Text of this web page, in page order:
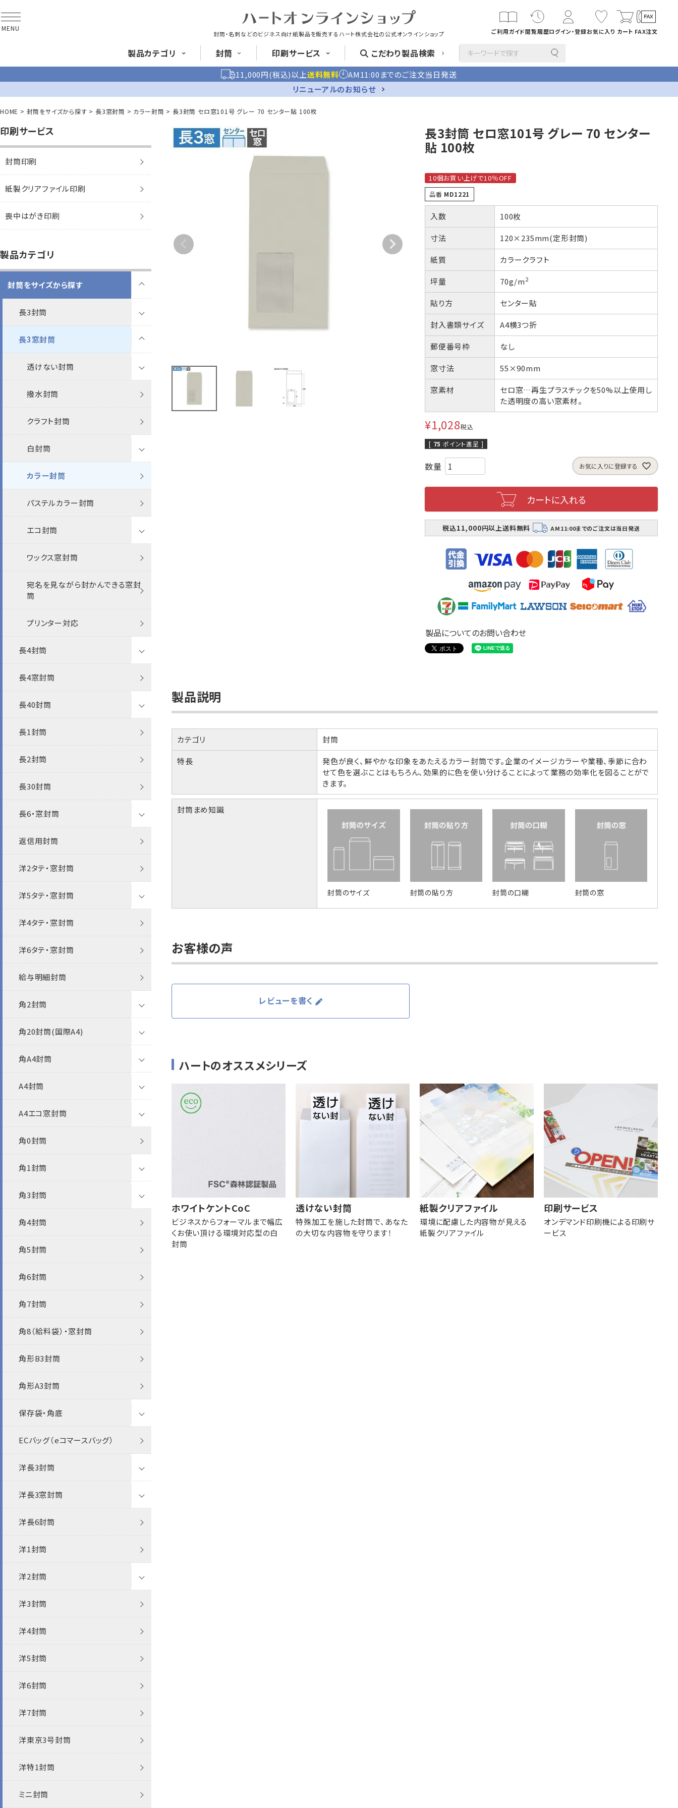
封筒・名刺などのビジネス向け紙製品を販売する ハート株式会社の公式オンラインショップ
MENU ご利用ガイド閲覧履歴ログイン・登録お気に入り カート FAX注文
製品カテゴリ
封筒をサイズ から探す 封筒印刷 はがき カード・挨拶状
喪中はがき印刷
発送・包装・梱包資材 見本帳
Cuoretti
封筒
長形封筒 角形封筒 洋形封筒 その他
長3封筒 長3窓封筒
120×235
長4封筒
B5横3つ折
90×205 90×205
長40封筒
A4横4つ折
長2封筒
B5縦2つ折
長30封筒
A4横4つ折
洋2タテ封筒
A4横・縦4つ折
114×162
洋4タテ封筒
A4横3つ折
105×235
洋5タテ封筒
A5縦2つ折 B5横3つ折
印刷サービス
封筒印刷サービス 紙製クリアファイル印刷サービス 喪中はがき印刷サービス
こだわり製品検索
11,000円(税込)以上送料無料
AM11:00までのご注文当日発送
リニューアルのお知らせ
HOME 封筒をサイズから探す 長3窓封筒 カラー封筒 長3封筒 セロ窓101号 グレー 70 センター貼 100枚
印刷サービス
封筒印刷
紙製クリアファイル印刷
喪中はがき印刷
製品カテゴリ
封筒をサイズから探す
長3封筒
透けない封筒
ケント
パステル
ナチュラルW
ケントプレミア
透けない撥水
撥水封筒
クラフト封筒
白封筒
ケント
特白
機能性封筒
エコ
その他
カラー封筒
パステルカラー封筒
Sカラー封筒
エコ封筒
FSC森林認証
再生紙
抗菌・抗ウイルス
ファンシー封筒
長3窓封筒
透けない封筒
ケント
パステル
ケントプレミア
透けない撥水
撥水封筒
クラフト封筒
白封筒
特白
ケント
機能性封筒
エコ
その他
カラー封筒
パステルカラー封筒
エコ封筒
FSC森林認証
ワックス窓封筒
宛名を見ながら封かんできる窓封
筒
プリンター対応
長4封筒
透けない封筒
クラフト封筒
白封筒
ケント
特白
機能性封筒
その他
カラー封筒
パステルカラー封筒
エコ封筒
FSC森林認証
和紙
フタ折
長4窓封筒
長40封筒
クラフト封筒
白封筒
カラー封筒
パステルカラー封筒
Sカラー封筒
フタ折
長1封筒
長2封筒
長30封筒
長6・窓封筒
透けない封筒
クラフト封筒
返信用封筒
洋2タテ・窓封筒
洋5タテ・窓封筒
クラフト封筒
白封筒
フタ折
洋4タテ・窓封筒
洋6タテ・窓封筒
給与明細封筒
角2封筒
透けない封筒
ケント
パステル
ナチュラルW
ケントプレミア
透けない撥水
撥水封筒
クラフト封筒
白封筒
特白
ケント
機能性封筒
エコ
その他
カラー封筒
パステルカラー封筒
Sカラー封筒
ベストカラー封筒
エコ封筒
FSC森林認証
再生紙
その他
ファンシー
プリンター対応
レーザー
インクジェット
抗菌・抗ウイルス
ポリ封筒
角20封筒(国際A4)
クラフト封筒
白封筒
カラー封筒
パステルカラー封筒
角A4封筒
透けない撥水封筒
クラフト封筒
白封筒
パステルカラー封筒
A4封筒
プリンター対応
ポリ封筒
A4エコ窓封筒
透けない封筒
クラフト封筒
パステルカラー封筒
角0封筒
角1封筒
クラフト封筒
白封筒
カラー封筒
パステルカラー封筒
角3封筒
透けない封筒
クラフト封筒
白封筒
カラー封筒
パステルカラー封筒
エコ封筒
角4封筒
角5封筒
角6封筒
角7封筒
角8（給料袋）・窓封筒
角形B3封筒
角形A3封筒
保存袋・角底
マルタック
角0保存袋
角1保存袋
角2保存袋
透けない封筒
クラフト封筒
白封筒
カラー封筒
パステルカラー封筒
ベストカラー封筒
破れない封筒
角3保存袋
角2紐付マチなし
角2角底
ECバッグ（eコマースバッグ）
洋長3封筒
透けない封筒
パステル
ケント
ケントプレミア
クラフト封筒
白封筒
ケント
機能性封筒
その他
カラー封筒
パステルカラー封筒
かんたん開封封筒
エコ封筒
FSC森林認証
再生紙
その他
ファンシー封筒
プリンター対応
レーザー
インクジェット
洋長3窓封筒
透けない封筒
クラフト封筒
白封筒
ケント
機能性封筒
エコ
パステルカラー封筒
エコ封筒
洋長6封筒
洋1封筒
洋2封筒
白封筒
パステルカラー封筒
お悔み用
クオレッティ
プリンター対応
洋3封筒
洋4封筒
洋5封筒
洋6封筒
洋7封筒
洋東京3号封筒
洋特1封筒
ミニ封筒
長3封筒 セロ窓101号 グレー 70 センター
貼 100枚
10個お買い上げで10％OFF
品番 MD1221
入数 100枚
寸法 120×235mm(定形封筒)
紙質 カラークラフト
坪量 70g/m2
貼り方 センター貼
封入書類サイズ A4横3つ折
郵便番号枠 なし
窓寸法 55×90mm
窓素材
セロ窓…再生プラスチックを50%以上使用し
た透明度の高い窓素材。
¥1,028税込
[ 75 ポイント進呈 ]
お気に入りに登録する
カートに入れる
税込11,000円以上送料無料 AM11:00までのご注文は当日発送
製品についてのお問い合わせ
製品説明
カテゴリ 封筒
特長
発色が良く、鮮やかな印象をあたえるカラー封筒です。企業のイメージカラーや業種、季節に合わ
せて色を選ぶことはもちろん、効果的に色を使い分けることによって業務の効率化を図ることがで
きます。
封筒まめ知識
封筒のサイズ 封筒の貼り方 封筒の口糊 封筒の窓
お客様の声
レビューを書く
ハートのオススメシリーズ
ホワイトケントCoC
ビジネスからフォーマルまで幅広
くお使い頂ける環境対応型の白
封筒
透けない封筒
特殊加工を施した封筒で、あなた
の大切な内容物を守ります！
紙製クリアファイル
環境に配慮した内容物が見える
紙製クリアファイル
印刷サービス
オンデマンド印刷機による印刷サ
ービス